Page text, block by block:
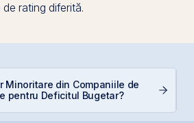
rating diferită.
Minoritare din Companiile de
pentru Deficitul Bugetar?